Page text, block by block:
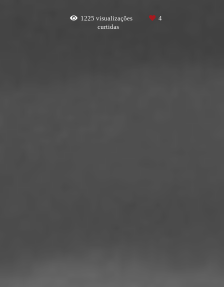
1225 visualizações
4
curtidas